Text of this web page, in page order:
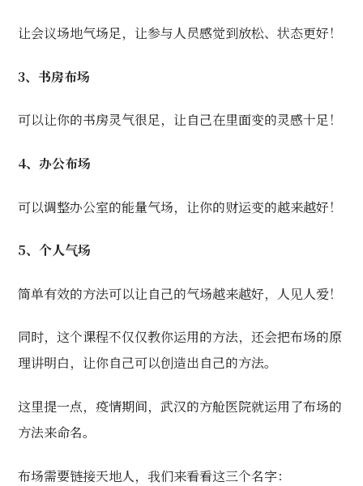
让会议场地气场足，让参与人员感觉到放松、状态更好！
3、书房布场
可以让你的书房灵气很足，让自己在里面变的灵感十足！
4、办公布场
可以调整办公室的能量气场，让你的财运变的越来越好！
5、个人气场
简单有效的方法可以让自己的气场越来越好，人见人爱！
同时，这个课程不仅仅教你运用的方法，还会把布场的原
理讲明白，让你自己可以创造出自己的方法。
这里提一点，疫情期间，武汉的方舱医院就运用了布场的
方法来命名。
布场需要链接天地人，我们来看看这三个名字：